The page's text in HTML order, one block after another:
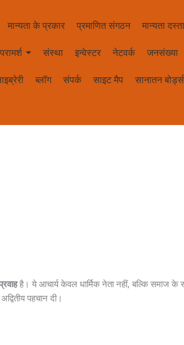
मान्यता के प्रकार प्रमाणित संगठन मान्यता
संस्था इन्वेस्टर नेटवर्क जनसंख्या
ब्लॉग संपर्क साइट मैप सानातन
है। ये आचार्य केवल धार्मिक नेता नहीं, बल्कि समाज के
पहचान दी।